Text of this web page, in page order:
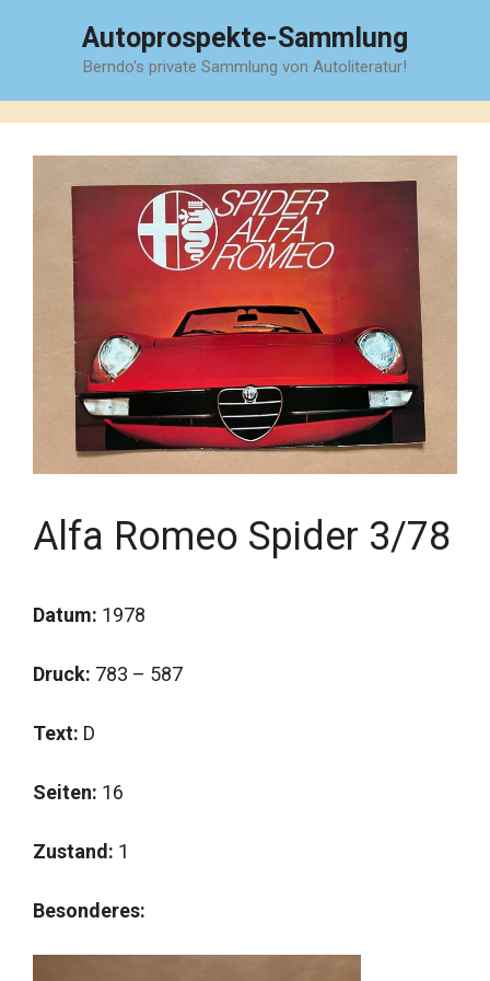
Autoprospekte-Sammlung
Berndo's private Sammlung von Autoliteratur!
Alfa Romeo Spider 3/78
Datum: 1978
Druck: 783 – 587
Text: D
Seiten: 16
Zustand: 1
Besonderes: